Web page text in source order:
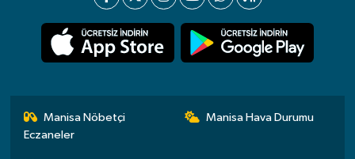
Manisa Nöbetçi
Eczaneler
Manisa Hava Durumu